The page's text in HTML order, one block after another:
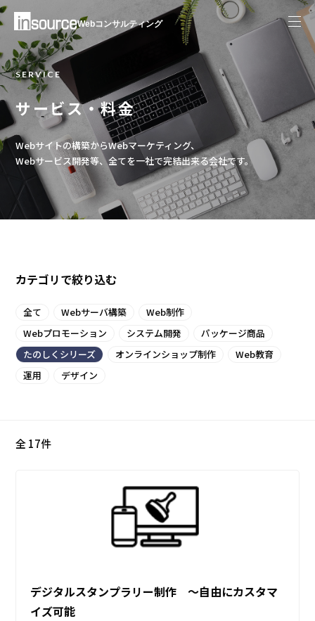
Webコンサルティング
SERVICE
サービス・料金
Webサイトの構築からWebマーケティング、
Webサービス開発等、全てを一社で完結出来る会社です。
カテゴリで絞り込む
全て Webサーバ構築
Web制作
Webプロモーション
システム開発
パッケージ商品
たのしくシリーズ
オンラインショップ制作
Web教育
運用
デザイン
全 17件
デジタルスタンプラリー制作 ～自由にカスタマ
イズ可能